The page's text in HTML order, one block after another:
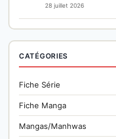
28 juillet 2026
CATÉGORIES
Fiche Série
Fiche Manga
Mangas/Manhwas